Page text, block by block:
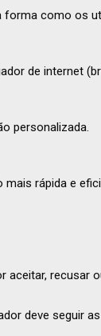
como os
de internet
personalizada.
rápida e
recusar
deve seguir